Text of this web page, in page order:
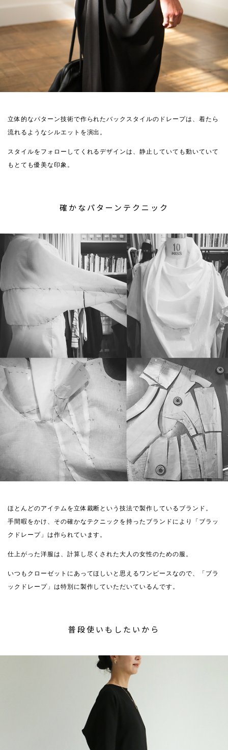
立体的なパターン技術で作られたバックスタイルのドレープは、着たら
流れるようなシルエットを演出。
スタイルをフォローしてくれるデザインは、静止していても動いていて
もとても優美な印象。
確かなパターンテクニック
ほとんどのアイテムを立体裁断という技法で製作しているブランド。
手間暇をかけ、その確かなテクニックを持ったブランドにより「ブラッ
クドレープ」は作られています。
仕上がった洋服は、計算し尽くされた大人の女性のための服。
いつもクローゼットにあってほしいと思えるワンピースなので、「ブラ
ックドレープ」は特別に製作していただいているんです。
普段使いもしたいから